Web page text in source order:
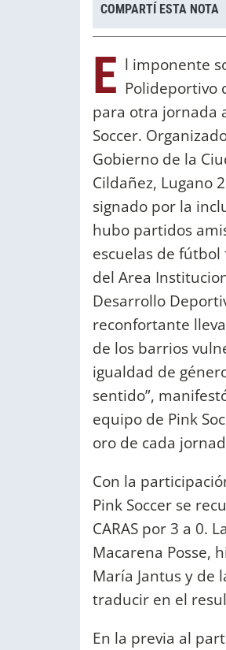
COMPARTÍ ESTA NOTA
E l imponente
Polideportivo
para otra jornada
Soccer.
Gobierno de la
Cildañez, Lugano
signado por la
hubo partidos
escuelas de
del Area
Desarrollo
reconfortante
de los barrios
igualdad de
sentido”,
equipo de Pink
oro de cada
Con la
Pink Soccer se
CARAS por 3 a 0.
Macarena Posse,
María Jantus y de
traducir en el
En la previa al